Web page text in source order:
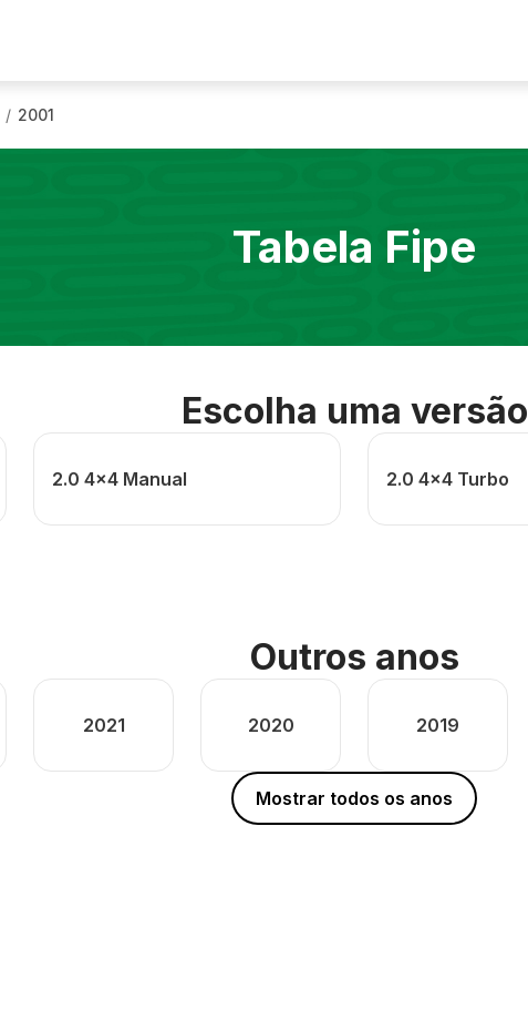
/ 2001
Tabela Fipe
Escolha uma versão
2.0 4x4 Manual 2.0 4x4 Turbo
Outros anos
2021 2020 2019
Mostrar todos os anos